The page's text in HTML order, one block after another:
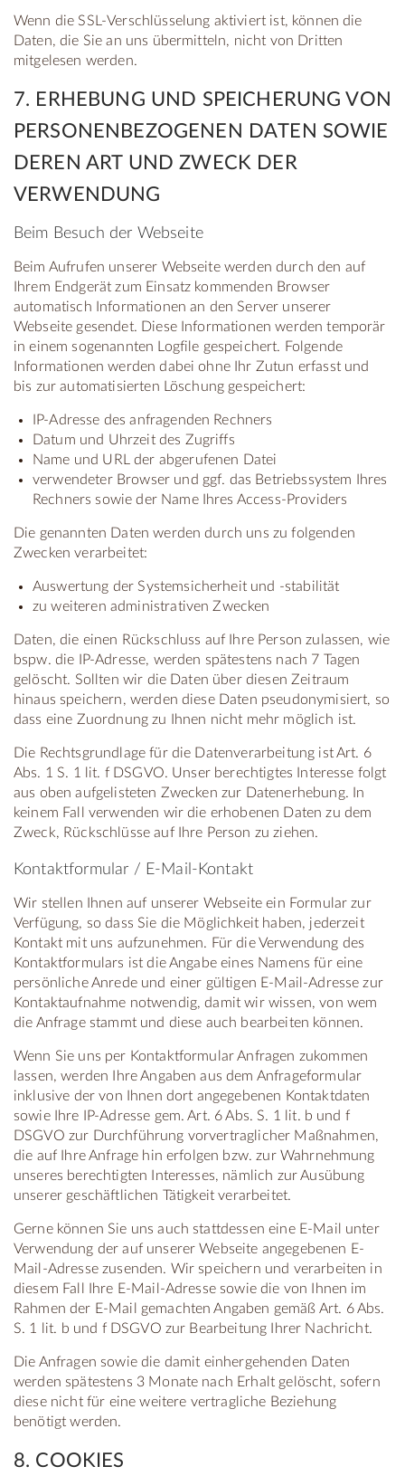
Wenn die SSL-Verschlüsselung aktiviert ist, können die
Daten, die Sie an uns übermitteln, nicht von Dritten
mitgelesen werden.
7. ERHEBUNG UND SPEICHERUNG VON
PERSONENBEZOGENEN DATEN SOWIE
DEREN ART UND ZWECK DER
VERWENDUNG
Beim Besuch der Webseite
Beim Aufrufen unserer Webseite werden durch den auf
Ihrem Endgerät zum Einsatz kommenden Browser
automatisch Informationen an den Server unserer
Webseite gesendet. Diese Informationen werden temporär
in einem sogenannten Logfile gespeichert. Folgende
Informationen werden dabei ohne Ihr Zutun erfasst und
bis zur automatisierten Löschung gespeichert:
IP-Adresse des anfragenden Rechners
Datum und Uhrzeit des Zugriffs
Name und URL der abgerufenen Datei
verwendeter Browser und ggf. das Betriebssystem Ihres
Rechners sowie der Name Ihres Access-Providers
Die genannten Daten werden durch uns zu folgenden
Zwecken verarbeitet:
Auswertung der Systemsicherheit und -stabilität
zu weiteren administrativen Zwecken
Daten, die einen Rückschluss auf Ihre Person zulassen, wie
bspw. die IP-Adresse, werden spätestens nach 7 Tagen
gelöscht. Sollten wir die Daten über diesen Zeitraum
hinaus speichern, werden diese Daten pseudonymisiert, so
dass eine Zuordnung zu Ihnen nicht mehr möglich ist.
Die Rechtsgrundlage für die Datenverarbeitung ist Art. 6
Abs. 1 S. 1 lit. f DSGVO. Unser berechtigtes Interesse folgt
aus oben aufgelisteten Zwecken zur Datenerhebung. In
keinem Fall verwenden wir die erhobenen Daten zu dem
Zweck, Rückschlüsse auf Ihre Person zu ziehen.
Kontaktformular / E-Mail-Kontakt
Wir stellen Ihnen auf unserer Webseite ein Formular zur
Verfügung, so dass Sie die Möglichkeit haben, jederzeit
Kontakt mit uns aufzunehmen. Für die Verwendung des
Kontaktformulars ist die Angabe eines Namens für eine
persönliche Anrede und einer gültigen E-Mail-Adresse zur
Kontaktaufnahme notwendig, damit wir wissen, von wem
die Anfrage stammt und diese auch bearbeiten können.
Wenn Sie uns per Kontaktformular Anfragen zukommen
lassen, werden Ihre Angaben aus dem Anfrageformular
inklusive der von Ihnen dort angegebenen Kontaktdaten
sowie Ihre IP-Adresse gem. Art. 6 Abs. S. 1 lit. b und f
DSGVO zur Durchführung vorvertraglicher Maßnahmen,
die auf Ihre Anfrage hin erfolgen bzw. zur Wahrnehmung
unseres berechtigten Interesses, nämlich zur Ausübung
unserer geschäftlichen Tätigkeit verarbeitet.
Gerne können Sie uns auch stattdessen eine E-Mail unter
Verwendung der auf unserer Webseite angegebenen E-
Mail-Adresse zusenden. Wir speichern und verarbeiten in
diesem Fall Ihre E-Mail-Adresse sowie die von Ihnen im
Rahmen der E-Mail gemachten Angaben gemäß Art. 6 Abs.
S. 1 lit. b und f DSGVO zur Bearbeitung Ihrer Nachricht.
Die Anfragen sowie die damit einhergehenden Daten
werden spätestens 3 Monate nach Erhalt gelöscht, sofern
diese nicht für eine weitere vertragliche Beziehung
benötigt werden.
8. COOKIES